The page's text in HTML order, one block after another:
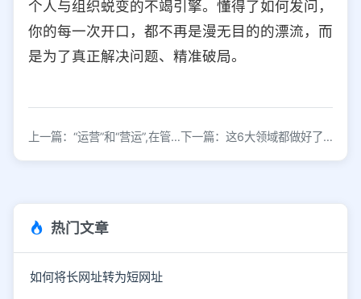
个人与组织蜕变的不竭引擎。懂得了如何发问，
你的每一次开口，都不再是漫无目的的漂流，而
是为了真正解决问题、精准破局。
上一篇：“运营”和“营运”,在管理中究竟有什么区别？ 下一篇：这6大领域都做好了，用户运营想不做好都很难
热门文章
如何将长网址转为短网址